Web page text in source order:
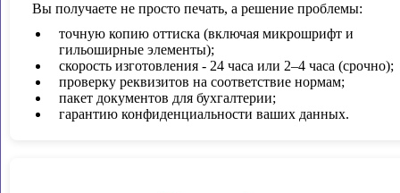
Вы получаете не просто печать, а решение проблемы:
точную копию оттиска (включая микрошрифт и
гильоширные элементы);
скорость изготовления - 24 часа или 2–4 часа (срочно);
проверку реквизитов на соответствие нормам;
пакет документов для бухгалтерии;
гарантию конфиденциальности ваших данных.